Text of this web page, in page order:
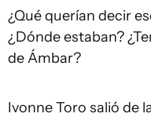
¿Qué querían decir
¿Dónde estaban?
de Ámbar?
Ivonne Toro salió de